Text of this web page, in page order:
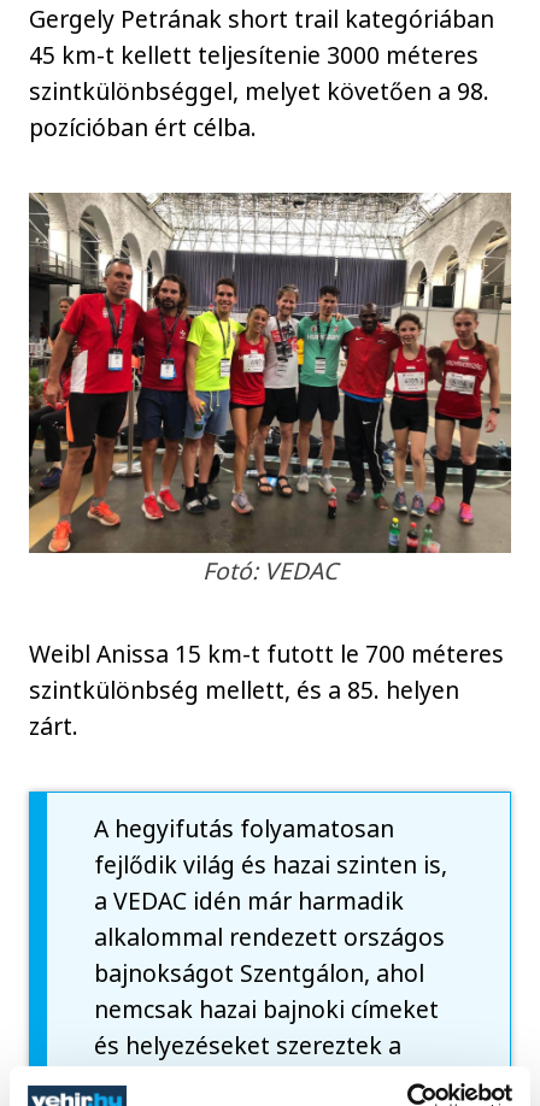
Gergely Petrának short trail kategóriában
45 km-t kellett teljesítenie 3000 méteres
szintkülönbséggel, melyet követően a 98.
pozícióban ért célba.
Fotó: VEDAC
Weibl Anissa 15 km-t futott le 700 méteres
szintkülönbség mellett, és a 85. helyen
zárt.
A hegyifutás folyamatosan
fejlődik világ és hazai szinten is,
a VEDAC idén már harmadik
alkalommal rendezett országos
bajnokságot Szentgálon, ahol
nemcsak hazai bajnoki címeket
és helyezéseket szereztek a
hazai versenyzők, hanem